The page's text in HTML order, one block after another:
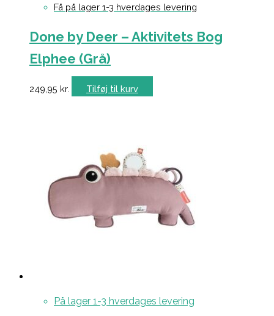
Få på lager 1-3 hverdages levering
Done by Deer – Aktivitets Bog
Elphee (Grå)
249,95 kr. Tilføj til kurv
På lager 1-3 hverdages levering